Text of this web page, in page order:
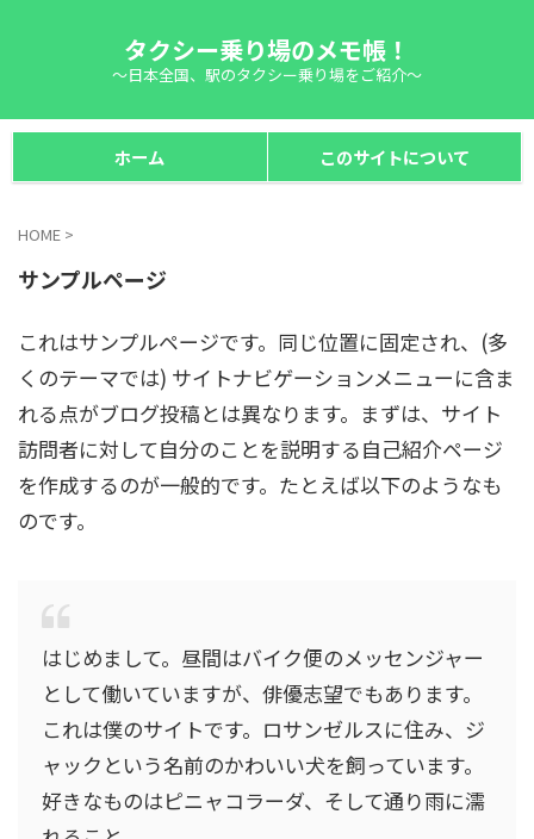
タクシー乗り場のメモ帳！
～日本全国、駅のタクシー乗り場をご紹介～
ホーム このサイトについて
HOME >
サンプルページ
これはサンプルページです。同じ位置に固定され、(多
くのテーマでは) サイトナビゲーションメニューに含ま
れる点がブログ投稿とは異なります。まずは、サイト
訪問者に対して自分のことを説明する自己紹介ページ
を作成するのが一般的です。たとえば以下のようなも
のです。
はじめまして。昼間はバイク便のメッセンジャー
として働いていますが、俳優志望でもあります。
これは僕のサイトです。ロサンゼルスに住み、ジ
ャックという名前のかわいい犬を飼っています。
好きなものはピニャコラーダ、そして通り雨に濡